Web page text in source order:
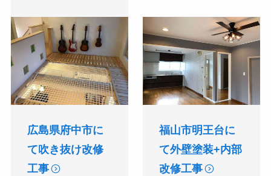
広島県府中市に
て吹き抜け改修
工事
福山市明王台に
て外壁塗装+内部
改修工事